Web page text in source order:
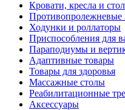
Кровати, кресла и
Противопролежневые
Ходунки и роллаторы
Приспособления для
Параподиумы и
Адаптивные товары
Товары для здоровья
Массажные столы
Реабилитационные
Аксессуары